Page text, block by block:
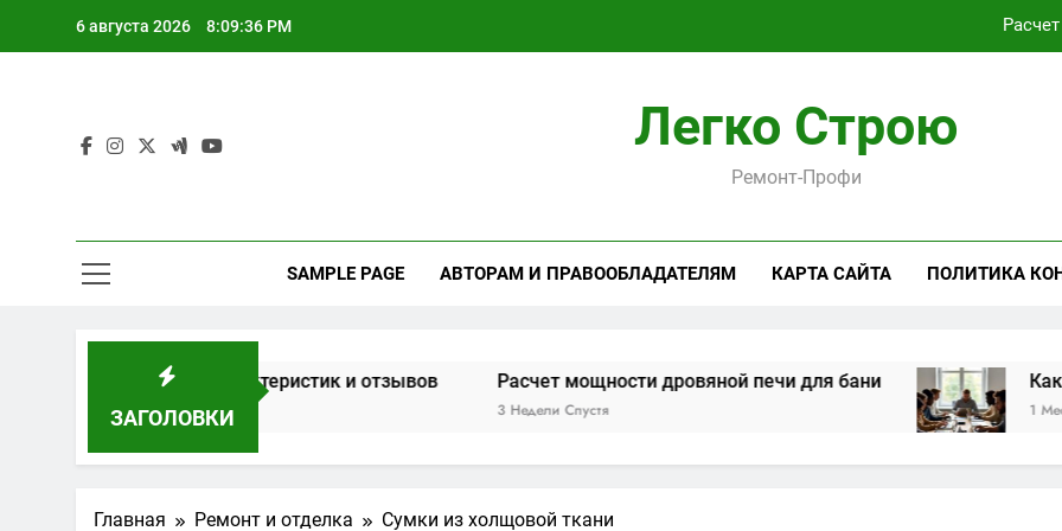
6 августа 2026 8:09:36 PM
Виртуальная платёжная карта за 5 минут без
Критерии выбора пластиковых окон
Как проходит практическая подготовка по
Легко Строю
Ремонт-Профи
SAMPLE PAGE АВТОРАМ И ПРАВООБЛАДАТЕЛЯМ КАРТА САЙТА ПОЛИТИКА
ЗАГОЛОВКИ
на основе характеристик и отзывов Расчет мощности дровяной печи для бани
3 Недели Спустя
Как
1 Месяц Спустя
Главная Ремонт и отделка Сумки из холщовой ткани